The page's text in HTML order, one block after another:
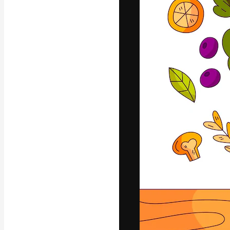
La plataforma
trabajo. Más
entre
estudios.
Español
Copyright © 2010-